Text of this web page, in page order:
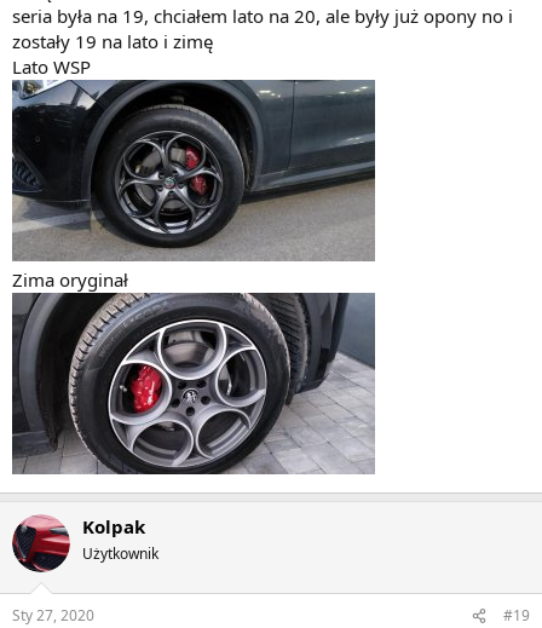
seria była na 19, chciałem lato na 20, ale były już opony no i
zostały 19 na lato i zimę
Lato WSP
Zima oryginał
Kolpak
Użytkownik
Sty 27, 2020 #19